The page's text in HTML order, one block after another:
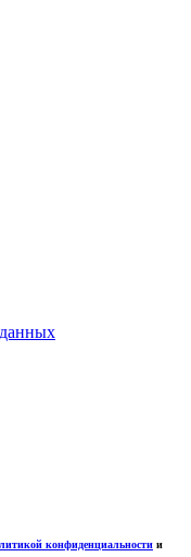
конфиденциальности и